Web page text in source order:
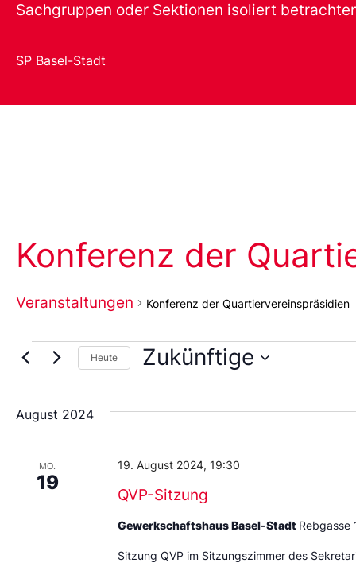
Sachgruppen oder Sektionen isoliert
SP Basel-Stadt
Konferenz der
Veranstaltungen Konferenz der Quartiervereinspräsidien
Heute Zukünftige
das
August 2024
MO.
19
QVP-Sitzung
19. August 2024, 19:30
Gewerkschaftshaus Basel-Stadt Rebgasse
Sitzung QVP im Sitzungszimmer des